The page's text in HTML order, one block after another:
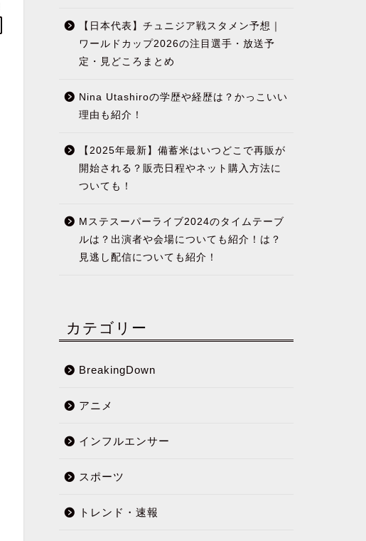
【日本代表】チュニジア戦スタメン予想｜
ワールドカップ2026の注目選手・放送予
定・見どころまとめ
Nina Utashiroの学歴や経歴は？かっこいい
理由も紹介！
【2025年最新】備蓄米はいつどこで再販が
開始される？販売日程やネット購入方法に
ついても！
Mステスーパーライブ2024のタイムテーブ
ルは？出演者や会場についても紹介！は？
見逃し配信についても紹介！
カテゴリー
BreakingDown
アニメ
インフルエンサー
スポーツ
トレンド・速報